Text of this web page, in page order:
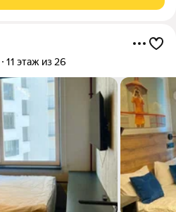
11 этаж из 26